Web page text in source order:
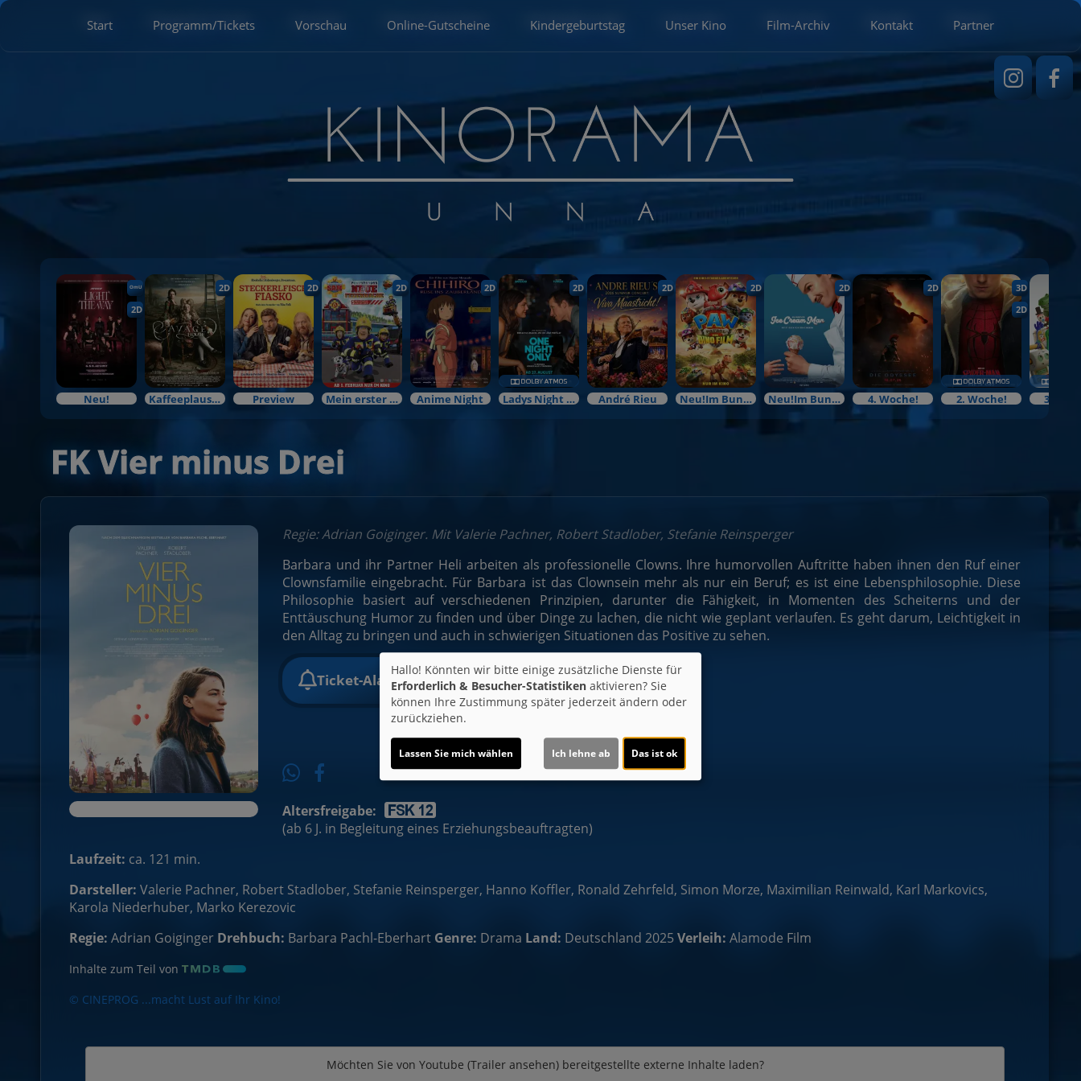
Start Programm/Tickets Vorschau Online-Gutscheine Kindergeburtstag Unser Kino Film-Archiv Kontakt Partner
OmU
2D
Neu!
2D
Kaffeeplausch & Kinozauber
2D
Preview
2D
Mein erster Kinobesuch
2D
Anime Night
2D
Ladys Night Preview
2D
André Rieu
2D
Neu!Im Bundesstart
2D
Neu!Im Bundesstart
2D
4. Woche!
3D
2D
2. Woche! 3.
FK Vier minus Drei
Regie: Adrian Goiginger. Mit Valerie Pachner, Robert Stadlober, Stefanie Reinsperger
Barbara und ihr Partner Heli arbeiten als professionelle Clowns. Ihre humorvollen Auftritte haben ihnen den Ruf einer
Clownsfamilie eingebracht. Für Barbara ist das Clownsein mehr als nur ein Beruf; es ist eine Lebensphilosophie. Diese
Philosophie basiert auf verschiedenen Prinzipien, darunter die Fähigkeit, in Momenten des Scheiterns und der
Enttäuschung Humor zu finden und über Dinge zu lachen, die nicht wie geplant verlaufen. Es geht darum, Leichtigkeit in
den Alltag zu bringen und auch in schwierigen Situationen das Positive zu sehen.
Ticket-Alarm
Altersfreigabe:
(ab 6 J. in Begleitung eines Erziehungsbeauftragten)
Laufzeit: ca. 121 min.
Darsteller: Valerie Pachner, Robert Stadlober, Stefanie Reinsperger, Hanno Koffler, Ronald Zehrfeld, Simon Morze, Maximilian Reinwald, Karl Markovics,
Karola Niederhuber, Marko Kerezovic
Regie: Adrian Goiginger Drehbuch: Barbara Pachl-Eberhart Genre: Drama Land: Deutschland 2025Verleih: Alamode Film
Inhalte zum Teil von
© CINEPROG ...macht Lust auf Ihr Kino!
Möchten Sie von Youtube (Trailer ansehen)bereitgestellte externe Inhalte laden?
Hallo! Könnten wir bitte einige zusätzliche Dienste für
Erforderlich & Besucher-Statistiken aktivieren? Sie
können Ihre Zustimmung später jederzeit ändern oder
zurückziehen.
Lassen Sie mich wählen Ich lehne ab Das ist ok